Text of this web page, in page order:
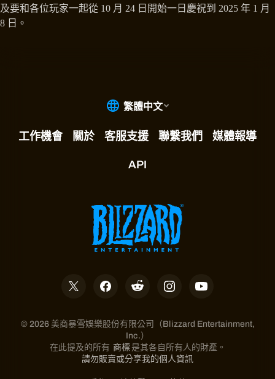
及要和各位玩家一起從 10 月 24 日開始一日慶祝到 2025 年 1 月
8 日。